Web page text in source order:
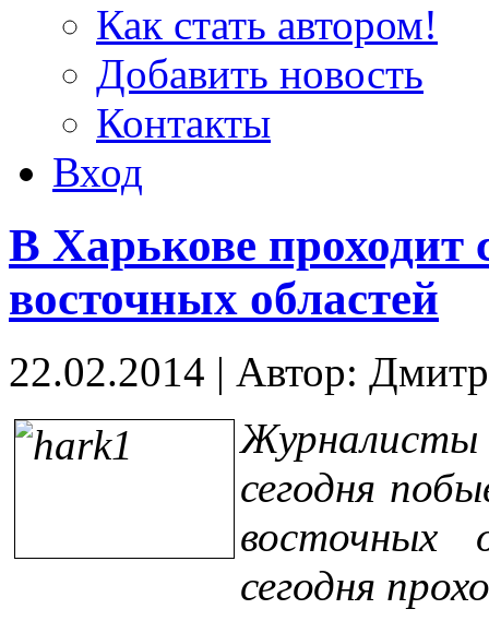
Как стать автором!
Добавить новость
Контакты
Вход
В Харькове проходит
восточных областей
22.02.2014 | Автор:
сегодня
восточных
сегодня